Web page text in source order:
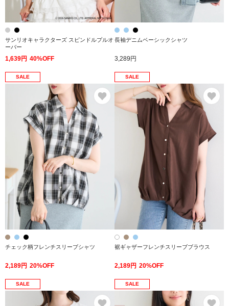
サンリオキャラクターズ スピンドルプルオ
ーバー
1,639円 40%OFF
長袖デニムベーシックシャツ
3,289円
SALE
お気に入り
チェック柄フレンチスリーブシャツ
2,189円 20%OFF
SALE
裾ギャザーフレンチスリーブブラウス
2,189円 20%OFF
SALE SALE